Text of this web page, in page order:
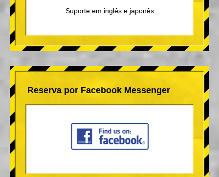
Suporte em inglês e japonês
Reserva por Facebook Messenger